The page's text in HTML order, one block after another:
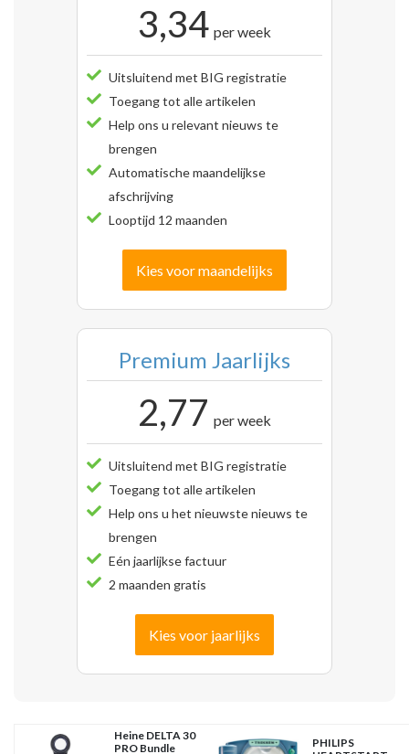
3,34 per week
Uitsluitend met BIG registratie
Toegang tot alle artikelen
Help ons u relevant nieuws te
brengen
Automatische maandelijkse
afschrijving
Looptijd 12 maanden
Kies voor maandelijks
Premium Jaarlijks
2,77 per week
Uitsluitend met BIG registratie
Toegang tot alle artikelen
Help ons u het nieuwste nieuws te
brengen
Eén jaarlijkse factuur
2 maanden gratis
Kies voor jaarlijks
Heine DELTA 30
PRO Bundle
PHILIPS